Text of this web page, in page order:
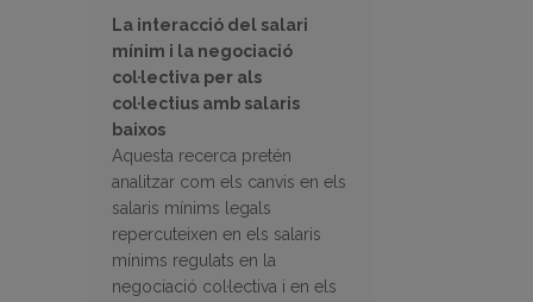
La interacció del salari
mínim i la negociació
col·lectiva per als
col·lectius amb salaris
baixos
Aquesta recerca pretén
analitzar com els canvis en els
salaris mínims legals
repercuteixen en els salaris
mínims regulats en la
negociació col·lectiva i en els